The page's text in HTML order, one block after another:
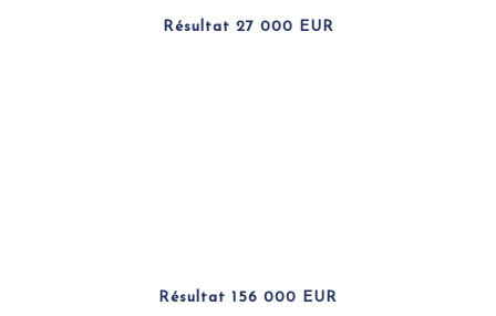
Résultat 27 000 EUR
Résultat 156 000 EUR